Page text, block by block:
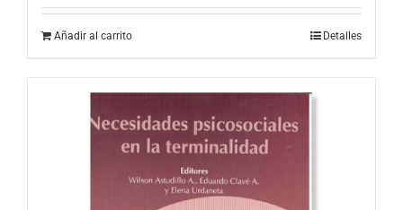
Añadir al carrito Detalles